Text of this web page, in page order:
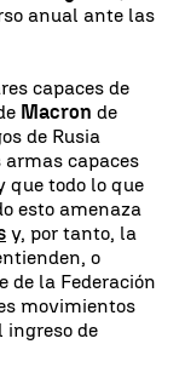
anual ante las
capaces de
Macron de
de Rusia
armas capaces
que todo lo que
esto amenaza
y, por tanto, la
o
de la Federación
movimientos
ingreso de